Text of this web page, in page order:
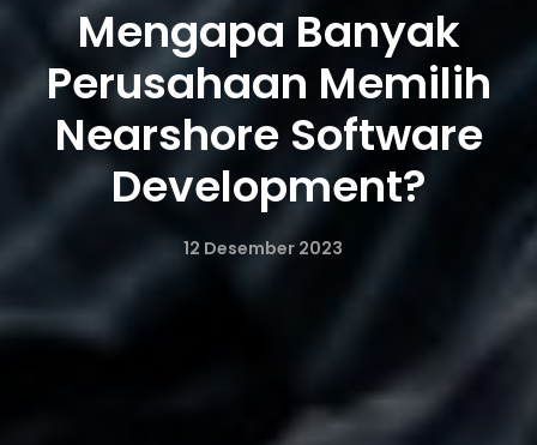
Mengapa Banyak
Perusahaan Memilih
Nearshore Software
Development?
12 Desember 2023